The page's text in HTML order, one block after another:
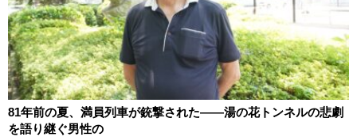
81年前の夏、満員列車が銃撃された――湯の花トンネルの悲劇
を語り継ぐ男性の